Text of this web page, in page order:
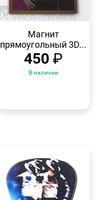
Магнит
прямоугольный 3D...
450 ₽
В наличии